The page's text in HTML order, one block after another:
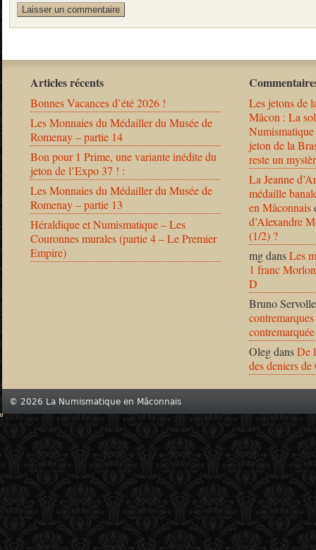
Articles récents
Bonnes Vacances d’été 2026 !
Les Monnaies du Médailler du Musée de
Romenay – partie 14
Bon pour 1 Prime, une variante inédite du
jeton de l’Expo 37 ! :
Les Monnaies du Médailler du Musée de
Romenay – partie 13
Héraldique et Numismatique – Les
Couronnes murales (partie 4 – Le Premier
Empire)
Les jetons de
Mâcon : La
jeton de la
reste un
La Jeanne
médaille
en Mâconnais
d’Alexandre
(1/2) ?
mgdansLes
1 franc
D
Bruno Servolle
OlegdansDe
des deniers
© 2026 La Numismatique en Mâconnais